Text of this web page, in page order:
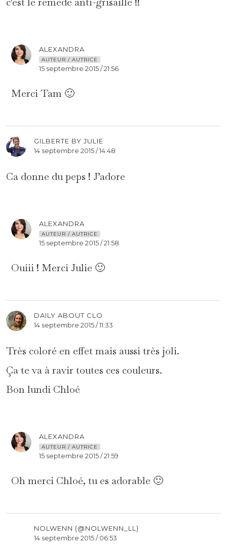
ALEXANDRA
AUTEUR / AUTRICE
15 septembre 2015 / 21:56
Merci Tam 🙂
GILBERTE BY JULIE
14 septembre 2015 / 14:48
Ca donne du peps ! J’adore
ALEXANDRA
AUTEUR / AUTRICE
15 septembre 2015 / 21:58
Ouiii ! Merci Julie 🙂
DAILY ABOUT CLO
14 septembre 2015 / 11:33
Très coloré en effet mais aussi très joli.
Ça te va à ravir toutes ces couleurs.
Bon lundi Chloé
ALEXANDRA
AUTEUR / AUTRICE
15 septembre 2015 / 21:59
Oh merci Chloé, tu es adorable 🙂
NOLWENN (@NOLWENN_LL)
14 septembre 2015 / 06:53